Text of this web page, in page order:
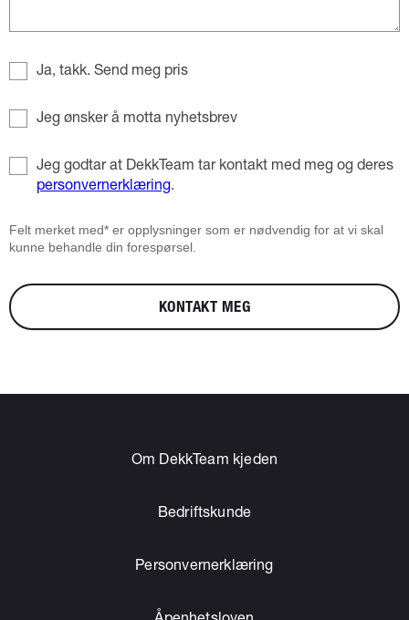
Ja, takk. Send meg pris
Jeg ønsker å motta nyhetsbrev
Jeg godtar at DekkTeam tar kontakt med meg og deres
personvernerklæring.
Felt merket med* er opplysninger som er nødvendig for at vi skal
kunne behandle din forespørsel.
KONTAKT MEG
Om DekkTeam kjeden
Bedriftskunde
Personvernerklæring